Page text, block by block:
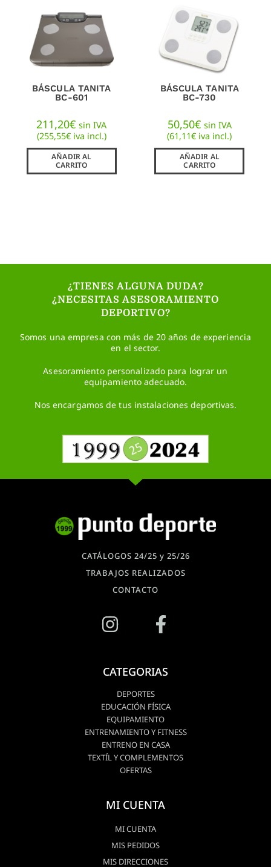
BÁSCULA TANITA
BC-601
211,20€ sin IVA
(255,55€iva incl.)
AÑADIR AL
CARRITO
BÁSCULA TANITA
BC-730
50,50€ sin IVA
(61,11€ iva incl.)
AÑADIR AL
CARRITO
¿TIENES ALGUNA DUDA?
¿NECESITAS ASESORAMIENTO
DEPORTIVO?
Somos una empresa con más de 20 años de experiencia
en el sector.
Asesoramiento personalizado para lograr un
equipamiento adecuado.
Nos encargamos de tus instalaciones deportivas.
CATÁLOGOS 24/25 y 25/26
TRABAJOS REALIZADOS
CONTACTO
CATEGORIAS
DEPORTES
EDUCACIÓN FÍSICA
EQUIPAMIENTO
ENTRENAMIENTO Y FITNESS
ENTRENO EN CASA
TEXTÍL Y COMPLEMENTOS
OFERTAS
MI CUENTA
MI CUENTA
MIS PEDIDOS
MIS DIRECCIONES